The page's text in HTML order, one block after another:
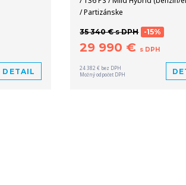
DETAIL
/ Partizánske
35 340 € s DPH -15%
29 990 € s DPH
24 382 € bez DPH
Možný odpočet DPH